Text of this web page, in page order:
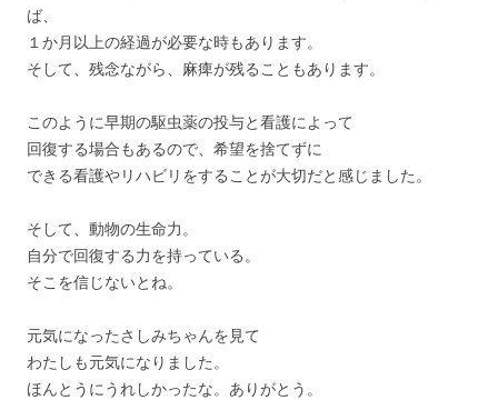
ば、
１か月以上の経過が必要な時もあります。
そして、残念ながら、麻痺が残ることもあります。
このように早期の駆虫薬の投与と看護によって
回復する場合もあるので、希望を捨てずに
できる看護やリハビリをすることが大切だと感じました。
そして、動物の生命力。
自分で回復する力を持っている。
そこを信じないとね。
元気になったさしみちゃんを見て
わたしも元気になりました。
ほんとうにうれしかったな。ありがとう。